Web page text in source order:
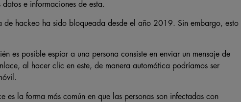
e informaciones de esta.
de hackeo ha sido bloqueada desde el año 2019. Sin embargo, esto
es posible espiar a una persona consiste en enviar un mensaje de
al hacer clic en este, de manera automática podríamos ser
es la forma más común en que las personas son infectadas con